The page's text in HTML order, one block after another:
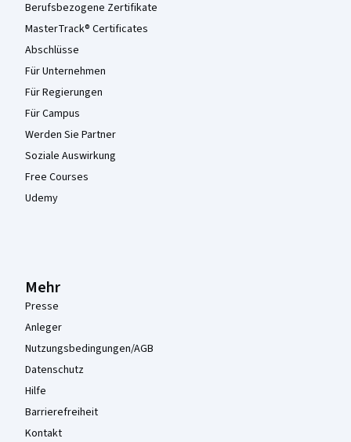
Berufsbezogene Zertifikate
MasterTrack® Certificates
Abschlüsse
Für Unternehmen
Für Regierungen
Für Campus
Werden Sie Partner
Soziale Auswirkung
Free Courses
Udemy
Mehr
Presse
Anleger
Nutzungsbedingungen/AGB
Datenschutz
Hilfe
Barrierefreiheit
Kontakt